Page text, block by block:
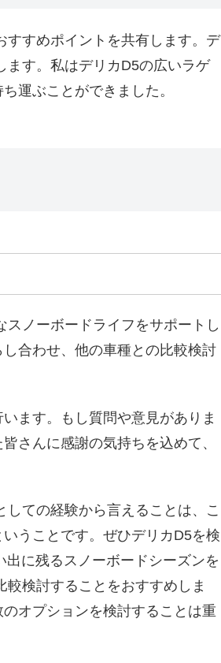
すすめポイントを共有します。デ
ます。私はデリカD5の広いラゲ
運ぶことができました。
ノーボードライフをサポートし
合わせ、他の車種との比較検討
ます。もし質問や意見がありま
さんに感謝の気持ちを込めて、
ての経験から言えることは、こ
うことです。ぜひデリカD5を検
出に残るスノーボードシーズンを
検討することをおすすめしま
オプションを検討することは重